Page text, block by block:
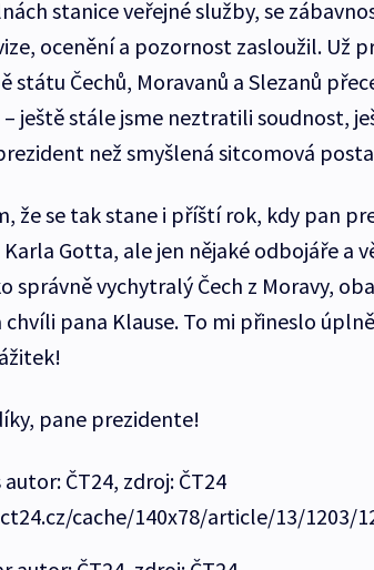
stanice veřejné služby, se
ocenění a pozornost zasloužil. Už
státu Čechů, Moravanů a Slezanů
ještě stále jsme neztratili soudnost,
než smyšlená sitcomová
že se tak stane i příští rok, kdy pan
Gotta, ale jen nějaké odbojáře a
správně vychytralý Čech z Moravy,
chvíli pana Klause. To mi přineslo
pane prezidente!
ČT24, zdroj: ČT24
cache/140x78/article/13/1203/